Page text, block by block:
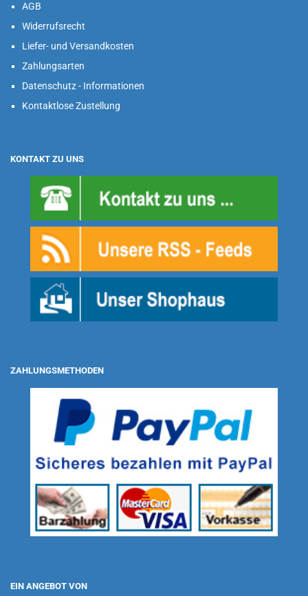
AGB
Widerrufsrecht
Liefer- und Versandkosten
Zahlungsarten
Datenschutz - Informationen
Kontaktlose Zustellung
KONTAKT ZU UNS
ZAHLUNGSMETHODEN
EIN ANGEBOT VON